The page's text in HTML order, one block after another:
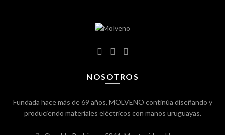
NOSOTROS
Fundada hace más de 69 años, MOLVENO continúa diseñando y
produciendo materiales eléctricos con manos uruguayas.